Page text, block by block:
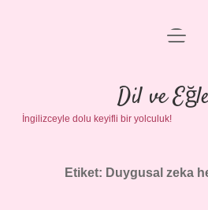
Anasayfa
Gizlilik
Yasal Uyarı
menüyü
Dil ve
İngilizceyle dolu keyifli bir yolculuk!
Etiket: Duygusal zeka